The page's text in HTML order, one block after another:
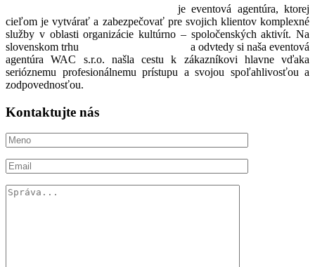
je eventová agentúra, ktorej
cieľom je vytvárať a zabezpečovať pre svojich klientov komplexné
služby v oblasti organizácie kultúrno – spoločenských aktivít. Na
slovenskom trhu
a odvtedy si naša eventová
agentúra WAC s.r.o. našla cestu k zákazníkovi hlavne vďaka
serióznemu profesionálnemu prístupu a svojou spoľahlivosťou a
zodpovednosťou.
Kontaktujte nás